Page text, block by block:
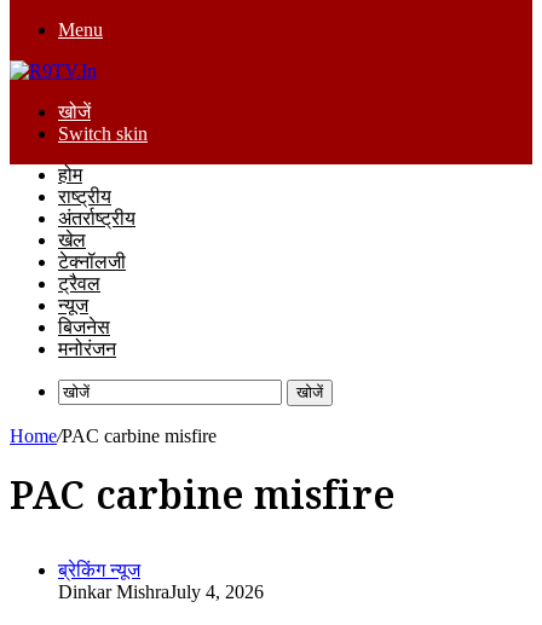
Menu
खोजें
Switch skin
होम
राष्ट्रीय
अंतर्राष्ट्रीय
खेल
टेक्नॉलजी
ट्रैवल
न्यूज
बिजनेस
मनोरंजन
खोजें
Home/PAC carbine misfire
PAC carbine misfire
ब्रेकिंग न्यूज
Dinkar MishraJuly 4, 2026